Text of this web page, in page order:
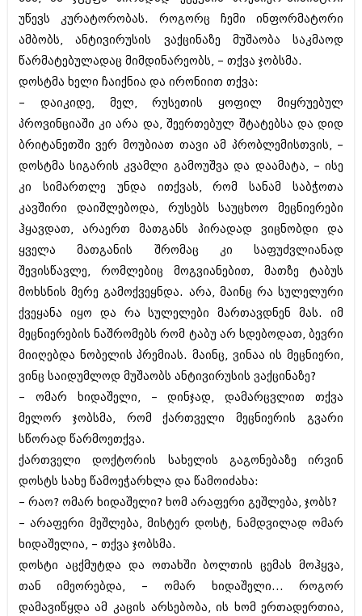
სახალისო ამბები
შოუბიზნესი
დაიჯესტი
ქალი და მამაკაცი
ისტორია
სხვადასხვა
არქივი
აგვისტო 2018 (162)
ივლისი 2018 (223)
მაისი 2018 (211)
აპრილი 2018 (194)
მარტი 2018 (256)
იანვარი 2018 (215)
დეკემბერი 2017 (243)
ნოემბერი 2017 (212)
ოქტომბერი 2017 (231)
სექტემბერი 2017 (261)
აგვისტო 2017 (212)
ივლისი 2017 (233)
ივნისი 2017 (265)
აპრილი 2017 (220)
მარტი 2017 (212)
თებერვალი 2017 (205)
იანვარი 2017 (246)
დეკემბერი 2016 (207)
ნოემბერი 2016 (207)
ქალი და მამაკაცი
ისტორია
ანონსი
არქივი
ნოემბერი 2020 (103)
ოქტომბერი 2020 (209)
სექტემბერი 2020 (204)
აგვისტო 2020 (249)
ივლისი 2020 (204)
ივნისი 2020 (249)
არქივის ზომის ნახვა
უწევს კურატორობას. როგორც ჩემი ინფორმატორი
ამბობს, ანტივირუსის ვაქცინაზე მუშაობა საკმაოდ
წარმატებულადაც მიმდინარეობს, – თქვა ჯობსმა.
დოსტმა ხელი ჩაიქნია და ირონიით თქვა:
– დაიკიდე, მელ, რუსეთის ყოფილ მიყრუებულ
პროვინციაში კი არა და, შეერთებულ შტატებსა და დიდ
ბრიტანეთში ვერ მოუბიათ თავი ამ პრობლემისთვის, –
დოსტმა სიგარის კვამლი გამოუშვა და დაამატა, – ისე
კი სიმართლე უნდა ითქვას, რომ სანამ საბჭოთა
კავშირი დაიშლებოდა, რუსებს საუცხოო მეცნიერები
ჰყავდათ, არაერთ მათგანს პირადად ვიცნობდი და
ყველა მათგანის შრომაც კი საფუძვლიანად
შევისწავლე, რომლებიც მოგვიანებით, მათზე ტაბუს
მოხსნის მერე გამოქვეყნდა. არა, მაინც რა სულელური
ქვეყანა იყო და რა სულელები მართავდნენ მას. იმ
მეცნიერების ნაშრომებს რომ ტაბუ არ სდებოდათ, ბევრი
მიიღებდა ნობელის პრემიას. მაინც, ვინაა ის მეცნიერი,
ვინც საიდუმლოდ მუშაობს ანტივირუსის ვაქცინაზე?
– ომარ ხიდაშელი, – დინჯად, დამარცვლით თქვა
მელორ ჯობსმა, რომ ქართველი მეცნიერის გვარი
სწორად წარმოეთქვა.
ქართველი დოქტორის სახელის გაგონებაზე ირვინ
დოსტს სახე წამოეჭარხლა და წამოიძახა:
– რაო? ომარ ხიდაშელი? ხომ არაფერი გეშლება, ჯობს?
– არაფერი მეშლება, მისტერ დოსტ, ნამდვილად ომარ
ხიდაშელია, – თქვა ჯობსმა.
დოსტი აცქმუტდა და ოთახში ბოლთის ცემას მოჰყვა,
თან იმეორებდა, – ომარ ხიდაშელი... როგორ
დამავიწყდა ამ კაცის არსებობა, ის ხომ ერთადერთია,